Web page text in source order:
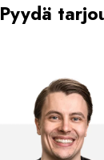
Pyydä